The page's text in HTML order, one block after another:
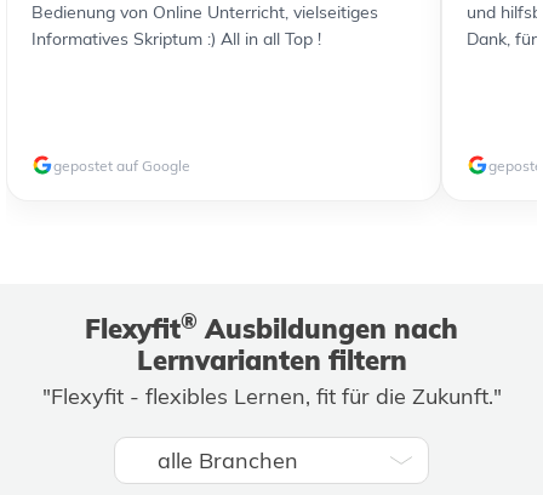
Bedienung von Online Unterricht, vielseitiges
Informatives Skriptum :) All in all Top !
gepostet auf Google
und
Dank, für
Flexyfit® Ausbildungen nach
Lernvarianten filtern
"Flexyfit - flexibles Lernen, fit für die Zukunft."